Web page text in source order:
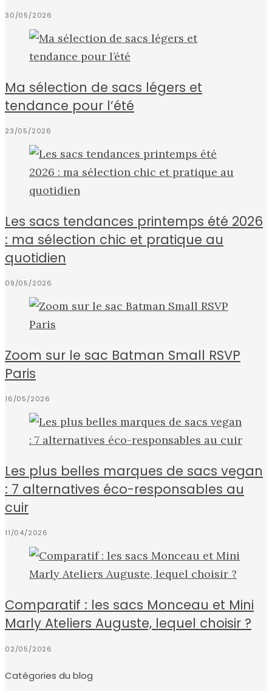
30/05/2026
Ma sélection de sacs légers et
tendance pour l’été
23/05/2026
Les sacs tendances printemps été 2026
: ma sélection chic et pratique au
quotidien
09/05/2026
Zoom sur le sac Batman Small RSVP
Paris
16/05/2026
Les plus belles marques de sacs vegan
: 7 alternatives éco-responsables au
cuir
11/04/2026
Comparatif : les sacs Monceau et Mini
Marly Ateliers Auguste, lequel choisir ?
02/05/2026
Catégories du blog